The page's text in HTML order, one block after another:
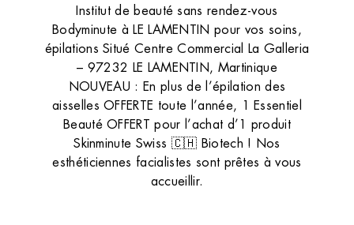
Institut de beauté sans rendez-vous
Bodyminute à LE LAMENTIN pour vos soins,
épilations Situé Centre Commercial La Galleria
– 97232 LE LAMENTIN, Martinique
NOUVEAU : En plus de l’épilation des
aisselles OFFERTE toute l’année, 1 Essentiel
Beauté OFFERT pour l’achat d’1 produit
Skinminute Swiss 🇨🇭 Biotech ! Nos
esthéticiennes facialistes sont prêtes à vous
accueillir.